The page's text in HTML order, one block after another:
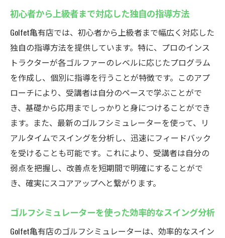
ゴルフェ亀有店での成功体験とゴルフ仲間
作り
徒歩2分の便利さ亀有のインドアゴルフスクール
の魅力
駅近で通いやすいロケーションのメリット
時間を有効活用したゴルフレッスンの効率
化
仕事帰りでも気軽に立ち寄れるフレキシブ
ルな利用
周辺環境の充実とレッスン後の過ごし方
継続しやすい通い放題プランの活用法
地域に根ざしたゴルフスクールのコミュニ
初心者に最適亀有のインドアゴルフスクール
Golfetで始めるゴルフ
初心者から上級者まで対応した独自の指導方法
Golfet亀有店では、初心者から上級者まで幅広く対応した
独自の指導方法を提供しています。特に、プロのインス
トラクターが各ゴルファーのレベルに応じたプログラム
を作成し、個別に指導を行うことが特徴です。このアプ
ローチにより、受講者は自分のペースで学ぶことがで
き、基礎から応用までしっかりと身につけることができ
ます。また、最新のゴルフシミュレーターを使って、リ
アルタイムでスイングを分析し、迅速にフィードバック
を受けることも可能です。これにより、受講者は自分の
弱点を把握し、改善点を短期間で明確にすることがで
き、確実にスコアアップへと繋がります。
ゴルフシミュレーターを使った効率的なスイング分析
Golfet亀有店のゴルフシミュレーターは、効率的なスイン